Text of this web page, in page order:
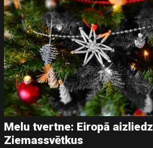
Melu tvertne: Eiropā aizliedz
Ziemassvētkus